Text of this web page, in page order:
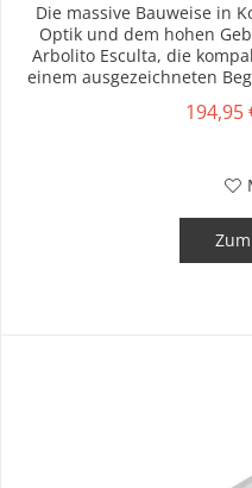
Die massive Bauweise in
Optik und dem hohen
Arbolito Esculta, die
einem ausgezeichneten
194,95